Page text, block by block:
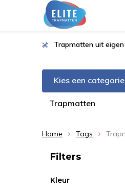
Trapmatten uit
Kies een categorie
Trapmatten
Home Tags
Sorteren op:
Filters
Kleur